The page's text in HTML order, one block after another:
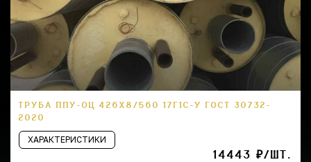
ТРУБА ППУ-ОЦ 426Х8/560 17Г1С-У ГОСТ 30732-
2020
ХАРАКТЕРИСТИКИ
14443 ₽/ШТ.